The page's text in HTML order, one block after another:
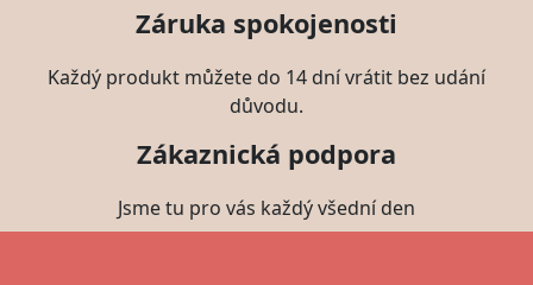
Záruka spokojenosti
Každý produkt můžete do 14 dní vrátit bez udání
důvodu.
Zákaznická podpora
Jsme tu pro vás každý všední den